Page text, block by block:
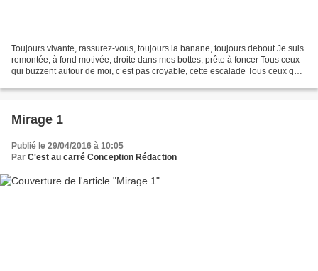
Toujours vivante, rassurez-vous, toujours la banane, toujours debout Je suis
remontée, à fond motivée, droite dans mes bottes, prête à foncer Tous ceux
qui buzzent autour de moi, c’est pas croyable, cette escalade Tous ceux qui
Mirage 1
Publié le 29/04/2016 à 10:05
Par C'est au carré Conception Rédaction